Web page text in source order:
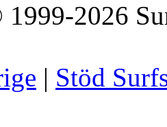
2026
| Stöd